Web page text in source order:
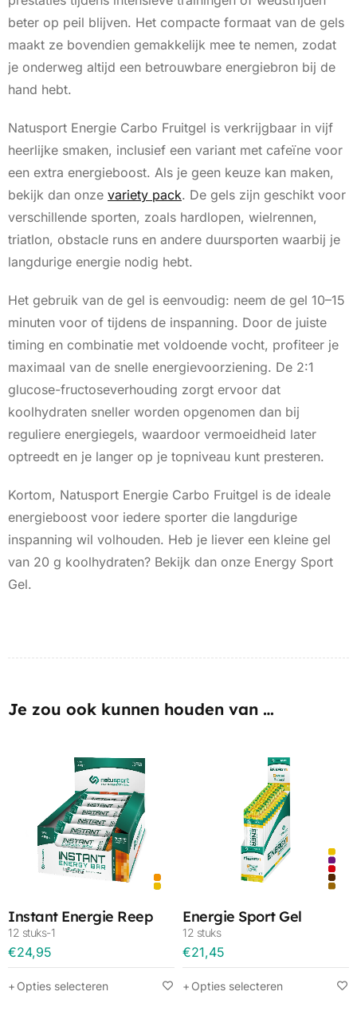
beter op peil blijven. Het compacte formaat van de gels
maakt ze bovendien gemakkelijk mee te nemen, zodat
je onderweg altijd een betrouwbare energiebron bij de
hand hebt.
Natusport Energie Carbo Fruitgel is verkrijgbaar in vijf
heerlijke smaken, inclusief een variant met cafeïne voor
een extra energieboost. Als je geen keuze kan maken,
bekijk dan onze variety pack. De gels zijn geschikt voor
verschillende sporten, zoals hardlopen, wielrennen,
triatlon, obstacle runs en andere duursporten waarbij je
langdurige energie nodig hebt.
Het gebruik van de gel is eenvoudig: neem de gel 10–15
minuten voor of tijdens de inspanning. Door de juiste
timing en combinatie met voldoende vocht, profiteer je
maximaal van de snelle energievoorziening. De 2:1
glucose-fructoseverhouding zorgt ervoor dat
koolhydraten sneller worden opgenomen dan bij
reguliere energiegels, waardoor vermoeidheid later
optreedt en je langer op je topniveau kunt presteren.
Kortom, Natusport Energie Carbo Fruitgel is de ideale
energieboost voor iedere sporter die langdurige
inspanning wil volhouden. Heb je liever een kleine gel
van 20 g koolhydraten? Bekijk dan onze Energy Sport
Gel.
Je zou ook kunnen houden van …
Instant Energie Reep
12 stuks-1
€24,95
Opties selecteren
Energie Sport Gel
12 stuks
€21,45
Opties selecteren